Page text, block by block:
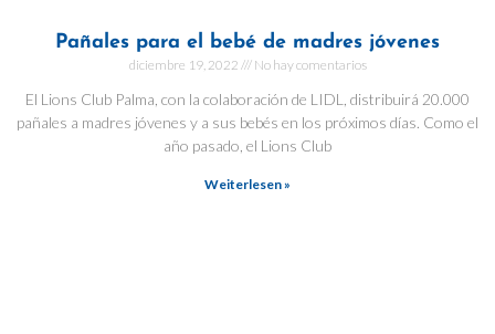
Pañales para el bebé de madres jóvenes
diciembre 19, 2022 No hay comentarios
El Lions Club Palma, con la colaboración de LIDL, distribuirá 20.000
pañales a madres jóvenes y a sus bebés en los próximos días. Como el
año pasado, el Lions Club
Weiterlesen »